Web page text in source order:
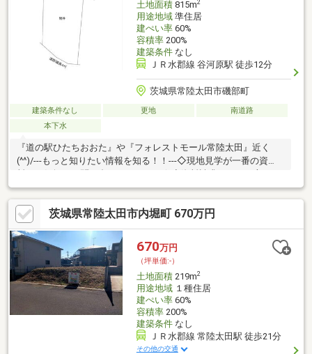
土地面積815m2
用途地域準住居
建ぺい率60%
容積率200%
建築条件なし
ＪＲ水郡線 谷河原駅 徒歩12分
茨城県常陸太田市磯部町
建築条件なし 更地
南道路
本下水
『道の駅ひたちおおた』や『フォレストモール常陸太田』近く
(^^)/---もっと知りたい情報を知る！！---◇現地見学が一番の資
【オレンジのボタン】をクリック！！
茨城県常陸太田市内堀町 670万円
670万円
（坪単価:-）
土地面積219m2
用途地域１種住居
建ぺい率60%
容積率200%
建築条件なし
ＪＲ水郡線 常陸太田駅 徒歩21分
その他の交通